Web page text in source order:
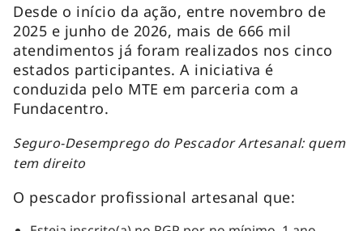
Desde o início da ação, entre novembro de
2025 e junho de 2026, mais de 666 mil
atendimentos já foram realizados nos cinco
estados participantes. A iniciativa é
conduzida pelo MTE em parceria com a
Fundacentro.
Seguro-Desemprego do Pescador Artesanal: quem
tem direito
O pescador profissional artesanal que: